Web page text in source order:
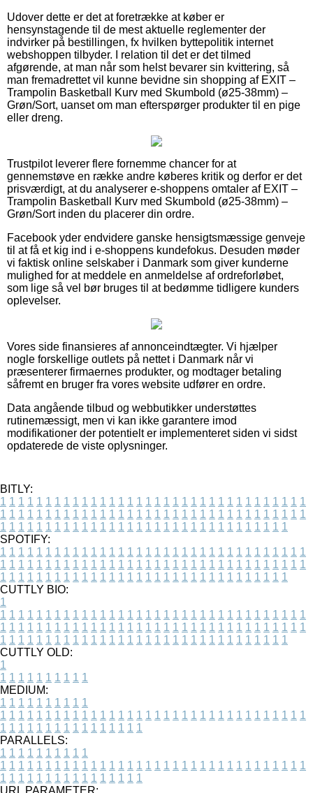
Udover dette er det at foretrække at køber er
hensynstagende til de mest aktuelle reglementer der
indvirker på bestillingen, fx hvilken byttepolitik internet
webshoppen tilbyder. I relation til det er det tilmed
afgørende, at man når som helst bevarer sin kvittering, så
man fremadrettet vil kunne bevidne sin shopping af EXIT –
Trampolin Basketball Kurv med Skumbold (ø25-38mm) –
Grøn/Sort, uanset om man efterspørger produkter til en pige
eller dreng.
Trustpilot leverer flere fornemme chancer for at
gennemstøve en række andre køberes kritik og derfor er det
prisværdigt, at du analyserer e-shoppens omtaler af EXIT –
Trampolin Basketball Kurv med Skumbold (ø25-38mm) –
Grøn/Sort inden du placerer din ordre.
Facebook yder endvidere ganske hensigtsmæssige genveje
til at få et kig ind i e-shoppens kundefokus. Desuden møder
vi faktisk online selskaber i Danmark som giver kunderne
mulighed for at meddele en anmeldelse af ordreforløbet,
som lige så vel bør bruges til at bedømme tidligere kunders
oplevelser.
Vores side finansieres af annonceindtægter. Vi hjælper
nogle forskellige outlets på nettet i Danmark når vi
præsenterer firmaernes produkter, og modtager betaling
såfremt en bruger fra vores website udfører en ordre.
Data angående tilbud og webbutikker understøttes
rutinemæssigt, men vi kan ikke garantere imod
modifikationer der potentielt er implementeret siden vi sidst
opdaterede de viste oplysninger.
BITLY:
1 1 1 1 1 1 1 1 1 1 1 1 1 1 1 1 1 1 1 1 1 1 1 1 1 1 1 1 1 1 1 1 1 1
1 1 1 1 1 1 1 1 1 1 1 1 1 1 1 1 1 1 1 1 1 1 1 1 1 1 1 1 1 1 1 1 1 1
1 1 1 1 1 1 1 1 1 1 1 1 1 1 1 1 1 1 1 1 1 1 1 1 1 1 1 1 1 1 1 1
SPOTIFY:
1 1 1 1 1 1 1 1 1 1 1 1 1 1 1 1 1 1 1 1 1 1 1 1 1 1 1 1 1 1 1 1 1 1
1 1 1 1 1 1 1 1 1 1 1 1 1 1 1 1 1 1 1 1 1 1 1 1 1 1 1 1 1 1 1 1 1 1
1 1 1 1 1 1 1 1 1 1 1 1 1 1 1 1 1 1 1 1 1 1 1 1 1 1 1 1 1 1 1 1
CUTTLY BIO:
1
1 1 1 1 1 1 1 1 1 1 1 1 1 1 1 1 1 1 1 1 1 1 1 1 1 1 1 1 1 1 1 1 1 1
1 1 1 1 1 1 1 1 1 1 1 1 1 1 1 1 1 1 1 1 1 1 1 1 1 1 1 1 1 1 1 1 1 1
1 1 1 1 1 1 1 1 1 1 1 1 1 1 1 1 1 1 1 1 1 1 1 1 1 1 1 1 1 1 1 1
CUTTLY OLD:
1
1 1 1 1 1 1 1 1 1 1
MEDIUM:
1 1 1 1 1 1 1 1 1 1
1 1 1 1 1 1 1 1 1 1 1 1 1 1 1 1 1 1 1 1 1 1 1 1 1 1 1 1 1 1 1 1 1 1
1 1 1 1 1 1 1 1 1 1 1 1 1 1 1 1
PARALLELS:
1 1 1 1 1 1 1 1 1 1
1 1 1 1 1 1 1 1 1 1 1 1 1 1 1 1 1 1 1 1 1 1 1 1 1 1 1 1 1 1 1 1 1 1
1 1 1 1 1 1 1 1 1 1 1 1 1 1 1 1
URL PARAMETER: